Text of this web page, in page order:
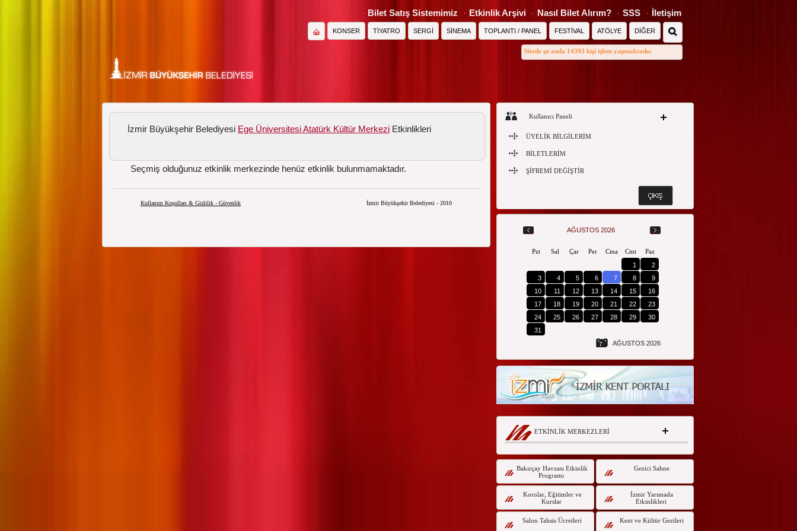
İletişim
SSS
Nasıl Bilet Alırım?
Etkinlik Arşivi
Bilet Satış Sistemimiz
DİĞER
ATÖLYE
FESTİVAL
TOPLANTI / PANEL
SİNEMA
SERGİ
TİYATRO
KONSER
Sitede şu anda 14393 kişi işlem yapmaktadır.
İzmir Büyükşehir Belediyesi Ege Üniversitesi Atatürk Kültür Merkezi Etkinlikleri
Seçmiş olduğunuz etkinlik merkezinde henüz etkinlik bulunmamaktadır.
Kullanım Koşulları & Gizlilik - Güvenlik İzmir Büyükşehir Belediyesi - 2010
Kullanıcı Paneli
ÜYELİK BİLGİLERİM
BİLETLERİM
ŞİFREMİ DEĞİŞTİR
AĞUSTOS 2026
Pzt Sal Çar Per Cma Cmt
Paz
1
2
3
4 5 6 7 8
9
10
11 12 13 14 15
16
17
18 19 20 21 22
23
24
25 26 27 28 29
30
31
AĞUSTOS 2026
7
ETKİNLİK MERKEZLERİ
Bakırçay Havzası Etkinlik
Programı
Gezici Sahne
Korolar, Eğitimler ve
Kurslar
İzmir Yarımada
Etkinlikleri
Salon Tahsis Ücretleri Kent ve Kültür Gezileri